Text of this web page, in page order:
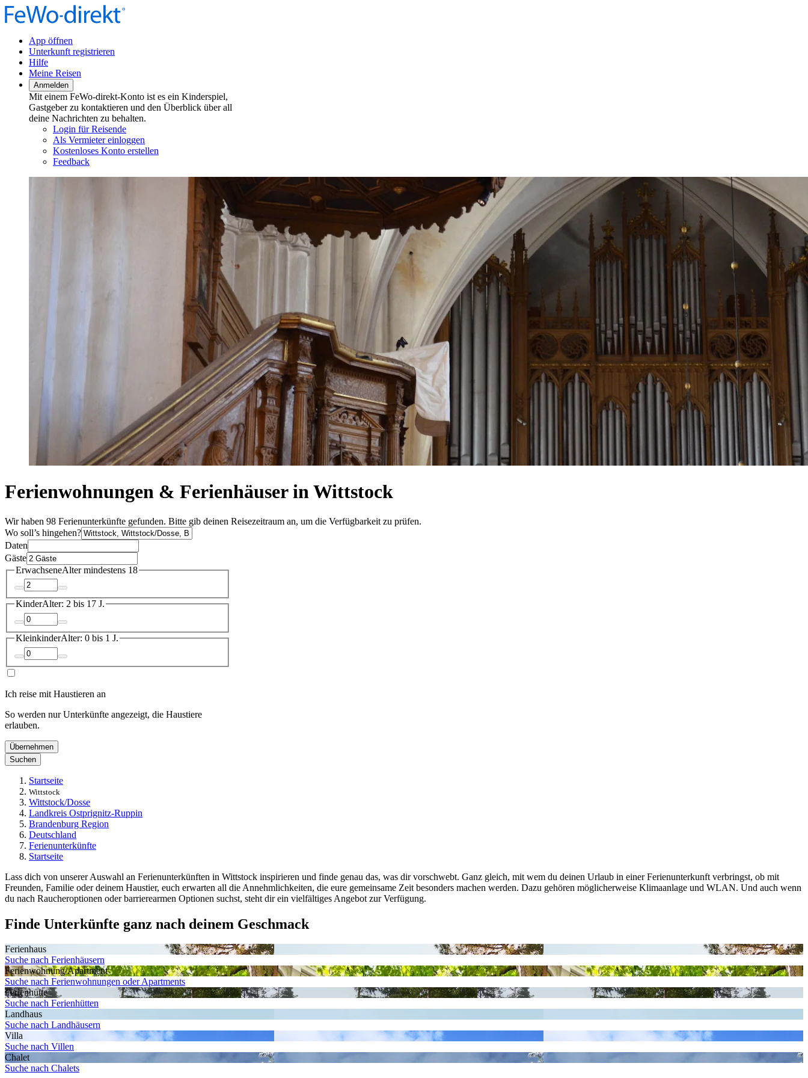
App öffnen
Unterkunft registrieren
Hilfe
Meine Reisen
Anmelden
Mit einem FeWo-direkt-Konto ist es ein Kinderspiel,
Gastgeber zu kontaktieren und den Überblick über all
deine Nachrichten zu behalten.
Login für Reisende
Als Vermieter einloggen
Kostenloses Konto erstellen
Feedback
Ferienwohnungen & Ferienhäuser in Wittstock
Wir haben 98 Ferienunterkünfte gefunden. Bitte gib deinen Reisezeitraum an, um die Verfügbarkeit zu prüfen.
Wo soll’s hingehen?
Daten
Gäste
ErwachseneAlter mindestens 18
KinderAlter: 2 bis 17 J.
KleinkinderAlter: 0 bis 1 J.
Ich reise mit Haustieren an
So werden nur Unterkünfte angezeigt, die Haustiere
erlauben.
Übernehmen
Suchen
Startseite
Wittstock
Wittstock/Dosse
Landkreis Ostprignitz-Ruppin
Brandenburg Region
Deutschland
Ferienunterkünfte
Startseite
Lass dich von unserer Auswahl an Ferienunterkünften in Wittstock inspirieren und finde genau das, was dir vorschwebt. Ganz gleich, mit wem du deinen Urlaub in einer Ferienunterkunft verbringst, ob mit
Freunden, Familie oder deinem Haustier, euch erwarten all die Annehmlichkeiten, die eure gemeinsame Zeit besonders machen werden. Dazu gehören möglicherweise Klimaanlage und WLAN. Und auch wenn
du nach Raucheroptionen oder barrierearmen Optionen suchst, steht dir ein vielfältiges Angebot zur Verfügung.
Finde Unterkünfte ganz nach deinem Geschmack
Ferienhaus
Suche nach Ferienhäusern
Ferienwohnung/Apartment
Suche nach Ferienwohnungen oder Apartments
Ferienhütte
Suche nach Ferienhütten
Landhaus
Suche nach Landhäusern
Villa
Suche nach Villen
Chalet
Suche nach Chalets